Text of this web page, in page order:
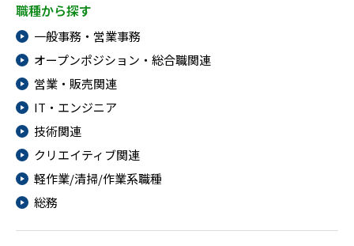
職種から探す
一般事務・営業事務
オープンポジション・総合職関連
営業・販売関連
IT・エンジニア
技術関連
クリエイティブ関連
軽作業/清掃/作業系職種
総務